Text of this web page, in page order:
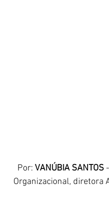
Por: VANÚBIA SANTOS -
Organizacional, diretora